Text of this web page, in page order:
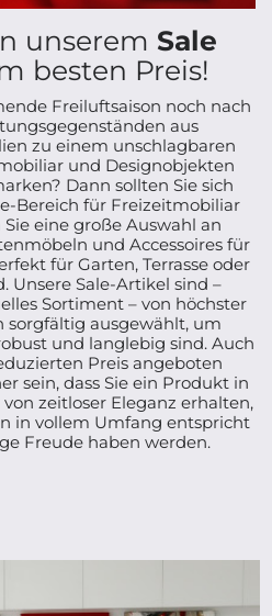
unserem Sale
besten Preis!
Freiluftsaison noch nach
aus
zu einem unschlagbaren
und Designobjekten
Dann sollten Sie sich
Bereich für Freizeitmobiliar
eine große Auswahl an
und Accessoires für
für Garten, Terrasse oder
Unsere Sale-Artikel sind –
Sortiment – von höchster
ausgewählt, um
und langlebig sind. Auch
Preis angeboten
sein, dass Sie ein Produkt in
zeitloser Eleganz erhalten,
in vollem Umfang entspricht
Freude haben werden.